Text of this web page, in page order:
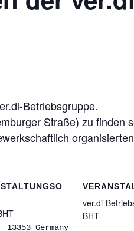
Betriebsgruppe.
Straße) zu finden
13353 Germany
ver.di-
BHT